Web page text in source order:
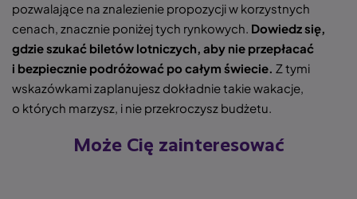
pozwalające na znalezienie propozycji w korzystnych
cenach, znacznie poniżej tych rynkowych. Dowiedz się,
gdzie szukać biletów lotniczych, aby nie przepłacać
i bezpiecznie podróżować po całym świecie. Z tymi
wskazówkami zaplanujesz dokładnie takie wakacje,
o których marzysz, i nie przekroczysz budżetu.
Może Cię zainteresować